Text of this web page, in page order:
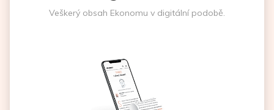
Veškerý obsah Ekonomu v digitální podobě.